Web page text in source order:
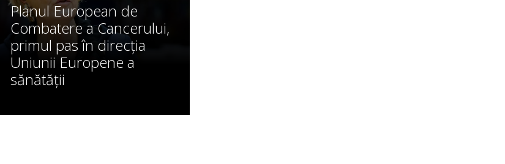
Planul European de
Combatere a Cancerului,
primul pas în direcția
Uniunii Europene a
sănătății